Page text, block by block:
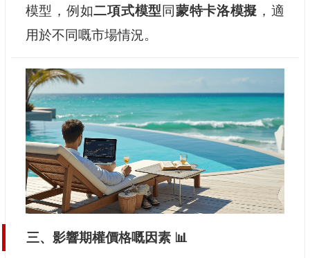
模型，例如二項式模型同蒙特卡洛模擬 ，適
用於不同嘅市場情況。
三、影響期權價格嘅因素 📊